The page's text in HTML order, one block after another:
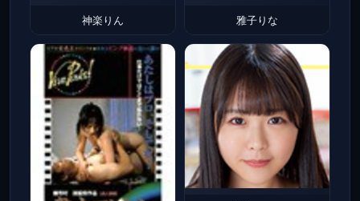
神楽りん 雅子りな